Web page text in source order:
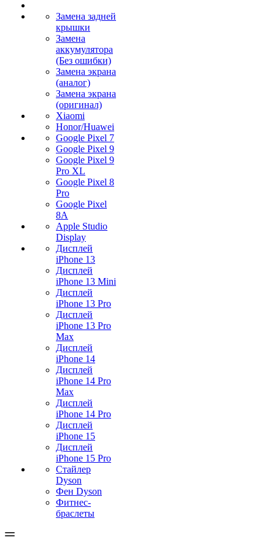
Замена задней
крышки
Замена
аккумулятора
(Без ошибки)
Замена экрана
(аналог)
Замена экрана
(оригинал)
Xiaomi
Honor/Huawei
Google Pixel 7
Google Pixel 9
Google Pixel 9
Pro XL
Google Pixel 8
Pro
Google Pixel
8A
Apple Studio
Display
Дисплей
iPhone 13
Дисплей
iPhone 13 Mini
Дисплей
iPhone 13 Pro
Дисплей
iPhone 13 Pro
Max
Дисплей
iPhone 14
Дисплей
iPhone 14 Pro
Max
Дисплей
iPhone 14 Pro
Дисплей
iPhone 15
Дисплей
iPhone 15 Pro
Стайлер
Dyson
Фен Dyson
Фитнес-
браслеты